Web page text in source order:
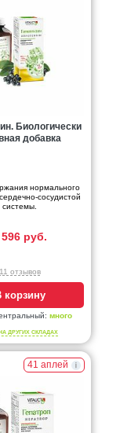
Биологически
добавка
нормального
сосудистой
системы.
596 руб.
11 отзывов
корзину
много
ДРУГИХ СКЛАДАХ
41 аплей